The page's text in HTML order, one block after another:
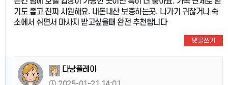
기도 좋고 진짜 시원해요. 내돈내산 보증하는곳. 나가기 귀찮거나 숙
소에서 쉬면서 마사지 받고싶을때 완전 추천합니다
댓글쓰기
다낭플레이